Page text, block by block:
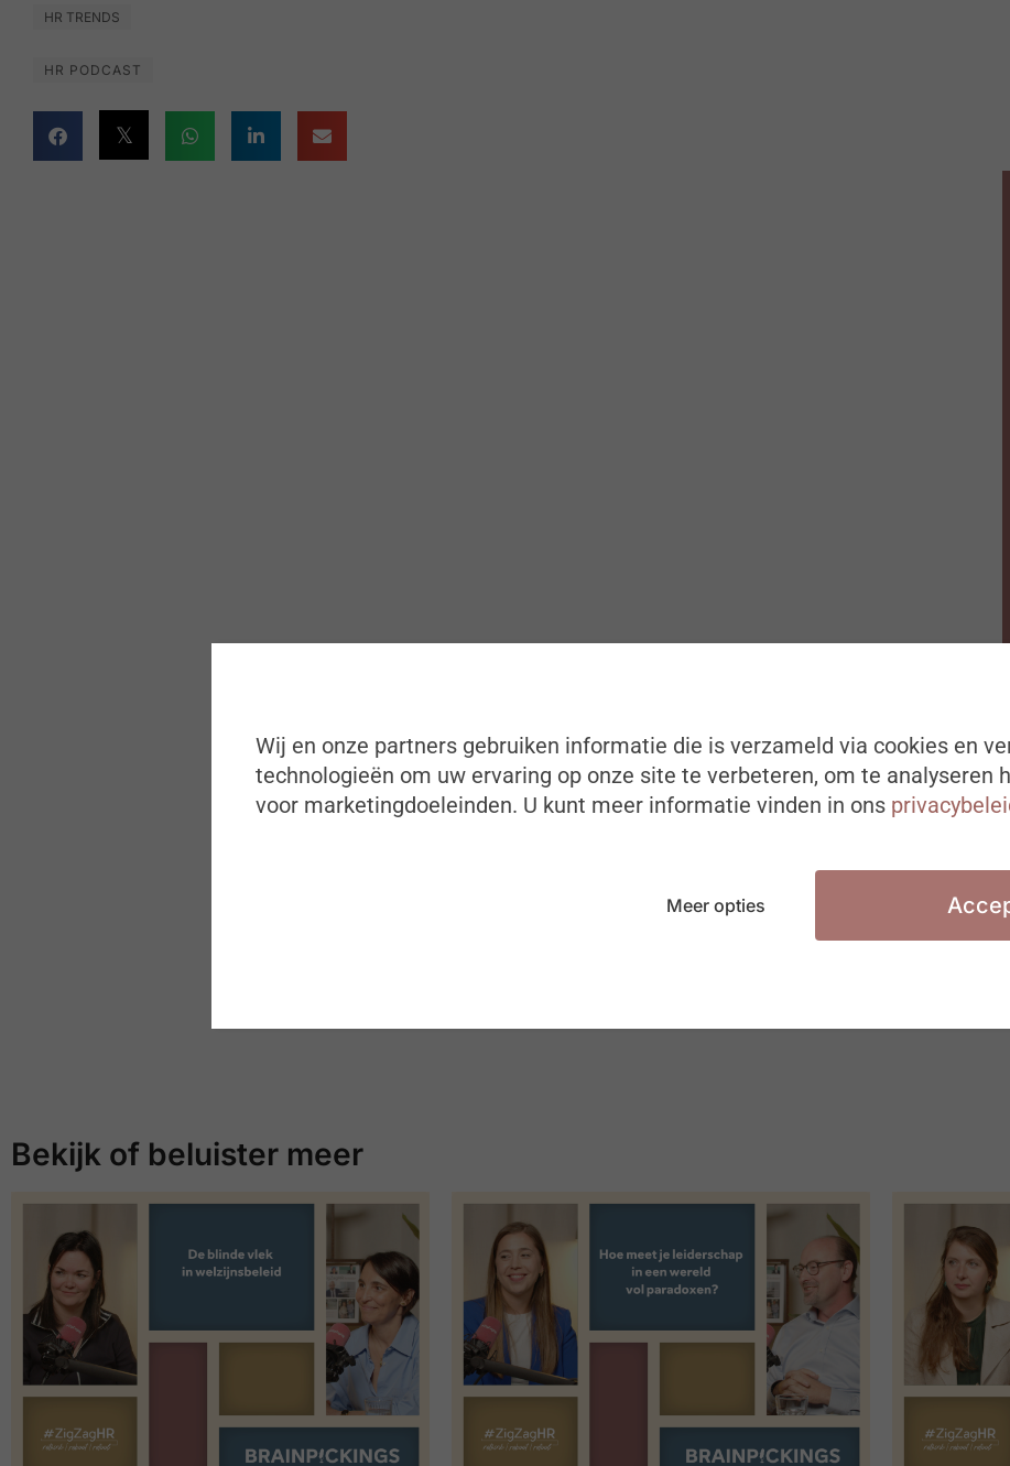
HR TRENDS
HR PODCAST
Bekijk of beluister meer
Wij en onze partners gebruiken informatie die is verzameld via cookies en
technologieën om uw ervaring op onze site te verbeteren, om te analyseren
voor marketingdoeleinden. U kunt meer informatie vinden in ons
Meer opties